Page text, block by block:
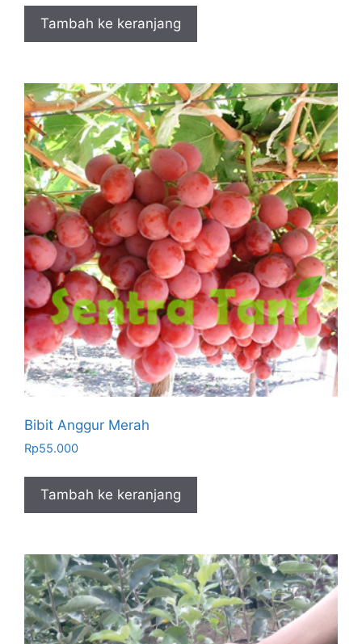
Tambah ke keranjang
Bibit Anggur Merah
Rp55.000
Tambah ke keranjang